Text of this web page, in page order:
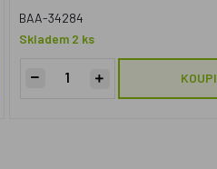
BAA-34284
Skladem 2 ks